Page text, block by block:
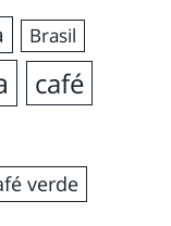
Brasil
café
verde